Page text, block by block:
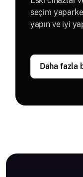
seçim
yapın ve iyi
Daha fazla